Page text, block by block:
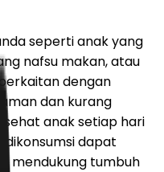
seperti anak yang
nafsu makan, atau
dengan
dan kurang
anak setiap hari
dikonsumsi dapat
mendukung tumbuh